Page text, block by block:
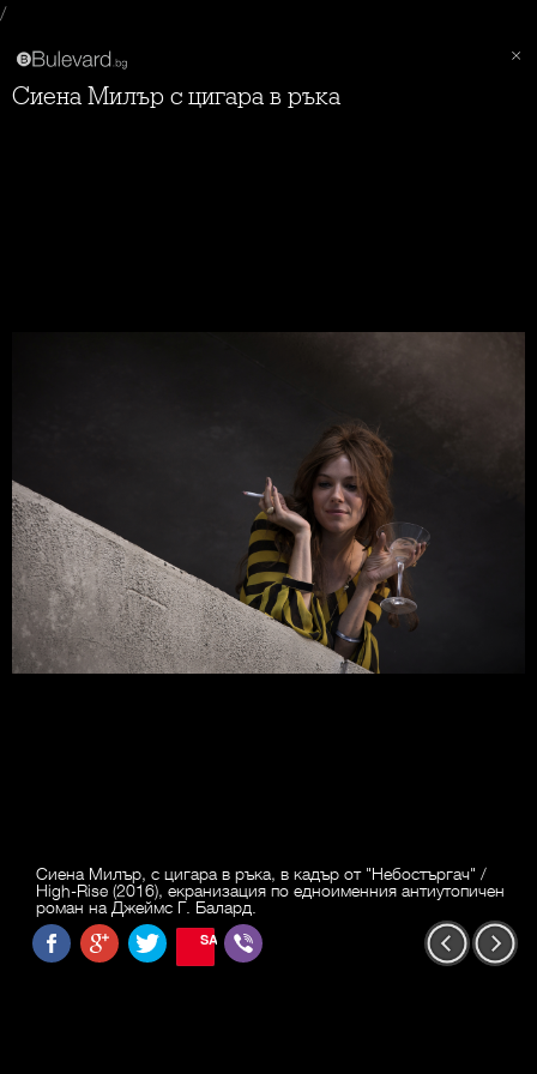
/
Сиена Милър с цигара в ръка
Сиена Милър, с цигара в ръка, в кадър от "Небостъргач" /
High-Rise (2016), екранизация по едноименния антиутопичен
роман на Джеймс Г. Балард.
SAVE